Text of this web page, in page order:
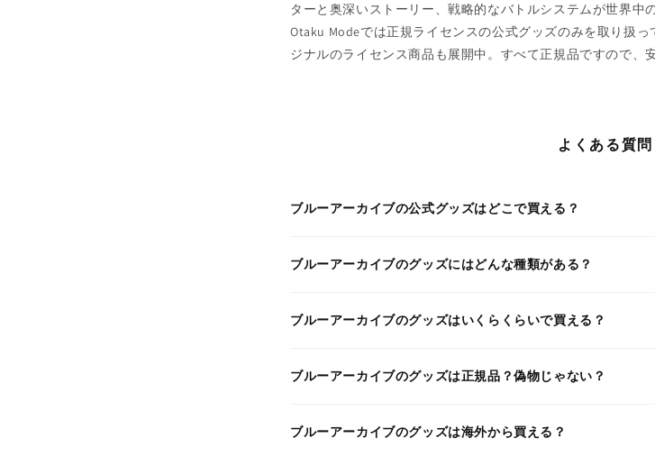
ターと奥深いストーリー、戦略的なバトルシステムが世界中
Otaku Modeでは正規ライセンスの公式グッズのみを取り扱っ
ジナルのライセンス商品も展開中。すべて正規品ですので、
よくある質問
ブルーアーカイブの公式グッズはどこで買える？
ブルーアーカイブのグッズにはどんな種類がある？
ブルーアーカイブのグッズはいくらくらいで買える？
ブルーアーカイブのグッズは正規品？偽物じゃない？
ブルーアーカイブのグッズは海外から買える？